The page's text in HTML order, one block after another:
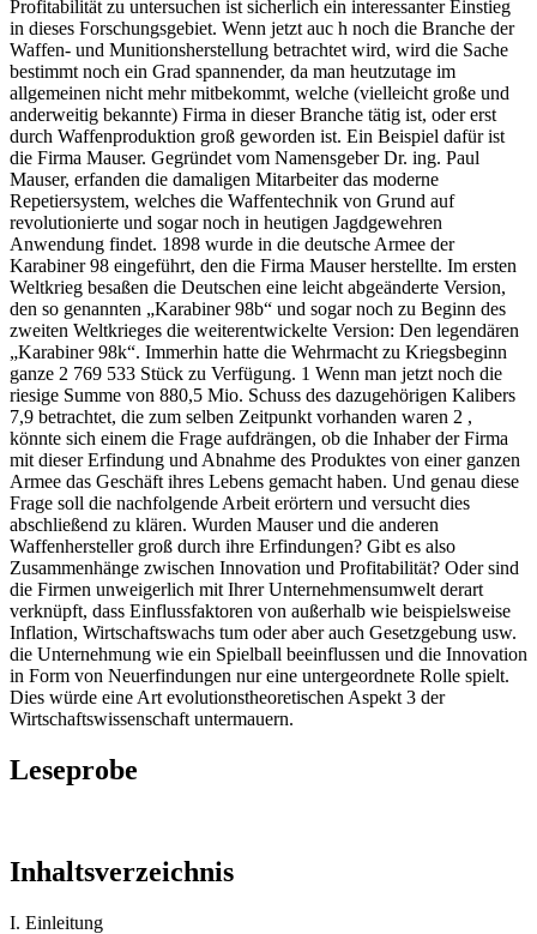
Profitabilität zu untersuchen ist sicherlich ein interessanter Einstieg
in dieses Forschungsgebiet. Wenn jetzt auc h noch die Branche der
Waffen- und Munitionsherstellung betrachtet wird, wird die Sache
bestimmt noch ein Grad spannender, da man heutzutage im
allgemeinen nicht mehr mitbekommt, welche (vielleicht große und
anderweitig bekannte) Firma in dieser Branche tätig ist, oder erst
durch Waffenproduktion groß geworden ist. Ein Beispiel dafür ist
die Firma Mauser. Gegründet vom Namensgeber Dr. ing. Paul
Mauser, erfanden die damaligen Mitarbeiter das moderne
Repetiersystem, welches die Waffentechnik von Grund auf
revolutionierte und sogar noch in heutigen Jagdgewehren
Anwendung findet. 1898 wurde in die deutsche Armee der
Karabiner 98 eingeführt, den die Firma Mauser herstellte. Im ersten
Weltkrieg besaßen die Deutschen eine leicht abgeänderte Version,
den so genannten „Karabiner 98b“ und sogar noch zu Beginn des
zweiten Weltkrieges die weiterentwickelte Version: Den legendären
„Karabiner 98k“. Immerhin hatte die Wehrmacht zu Kriegsbeginn
ganze 2 769 533 Stück zu Verfügung. 1 Wenn man jetzt noch die
riesige Summe von 880,5 Mio. Schuss des dazugehörigen Kalibers
7,9 betrachtet, die zum selben Zeitpunkt vorhanden waren 2 ,
könnte sich einem die Frage aufdrängen, ob die Inhaber der Firma
mit dieser Erfindung und Abnahme des Produktes von einer ganzen
Armee das Geschäft ihres Lebens gemacht haben. Und genau diese
Frage soll die nachfolgende Arbeit erörtern und versucht dies
abschließend zu klären. Wurden Mauser und die anderen
Waffenhersteller groß durch ihre Erfindungen? Gibt es also
Zusammenhänge zwischen Innovation und Profitabilität? Oder sind
die Firmen unweigerlich mit Ihrer Unternehmensumwelt derart
verknüpft, dass Einflussfaktoren von außerhalb wie beispielsweise
Inflation, Wirtschaftswachs tum oder aber auch Gesetzgebung usw.
die Unternehmung wie ein Spielball beeinflussen und die Innovation
in Form von Neuerfindungen nur eine untergeordnete Rolle spielt.
Dies würde eine Art evolutionstheoretischen Aspekt 3 der
Wirtschaftswissenschaft untermauern.
Leseprobe
Inhaltsverzeichnis
I. Einleitung